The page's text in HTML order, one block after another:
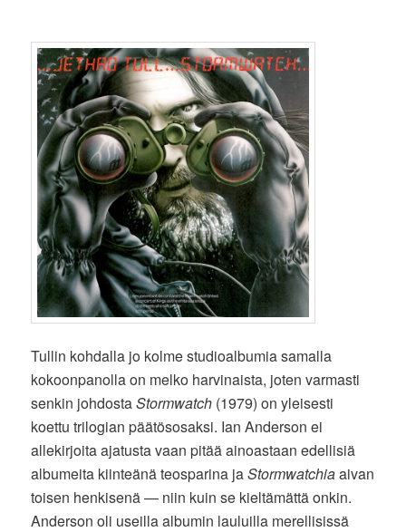
Tullin kohdalla jo kolme studioalbumia samalla
kokoonpanolla on melko harvinaista, joten varmasti
senkin johdostaStormwatch (1979) on yleisesti
koettu trilogian päätösosaksi. Ian Anderson ei
allekirjoita ajatusta vaan pitää ainoastaan edellisiä
albumeita kiinteänä teosparina jaStormwatchiaaivan
toisen henkisenä — niin kuin se kieltämättä onkin.
Anderson oli useilla albumin lauluilla merellisissä